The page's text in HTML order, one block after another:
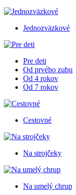
Jednozväzkové
Pre deti
Od prvého zubu
Od 4 rokov
Od 7 rokov
Cestovné
Na strojčeky
Na umelý chrup